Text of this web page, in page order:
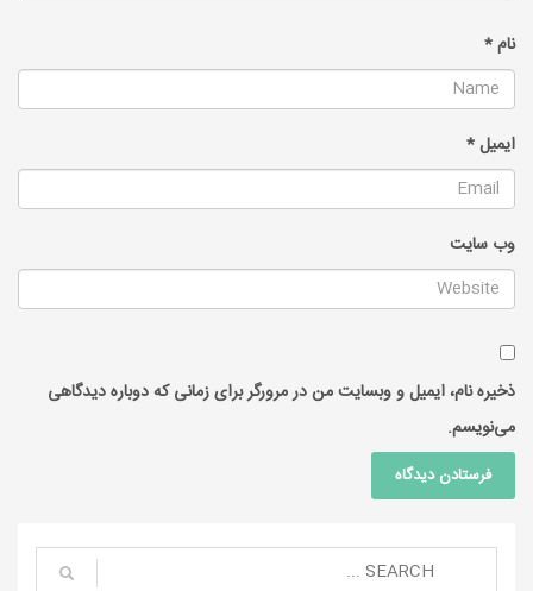
نام*
ایمیل*
وب‌ سایت
ذخیره نام، ایمیل و وبسایت من در مرورگر برای زمانی که دوباره دیدگاهی
می‌نویسم.